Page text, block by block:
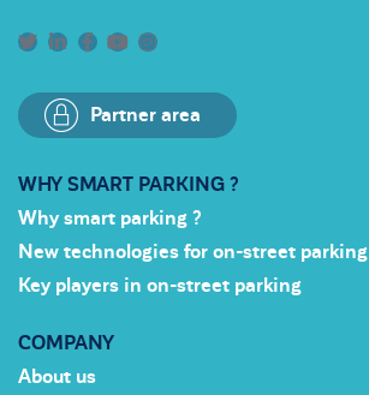
Partner area
WHY SMART PARKING ?
Why smart parking ?
New technologies for on-street parking
Key players in on-street parking
COMPANY
About us